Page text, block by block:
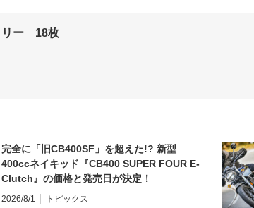
リー 18枚
完全に「旧CB400SF」を超えた!? 新型
400ccネイキッド『CB400 SUPER FOUR E-
Clutch』の価格と発売日が決定！
2026/8/1 トピックス